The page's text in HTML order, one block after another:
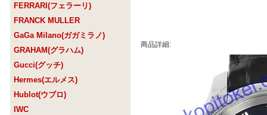
FERRARI(フェラーリ)
FRANCK MULLER
GaGa Milano(ガガミラノ)
GRAHAM(グラハム)
Gucci(グッチ)
Hermes(エルメス)
Hublot(ウブロ)
IWC
商品詳細: